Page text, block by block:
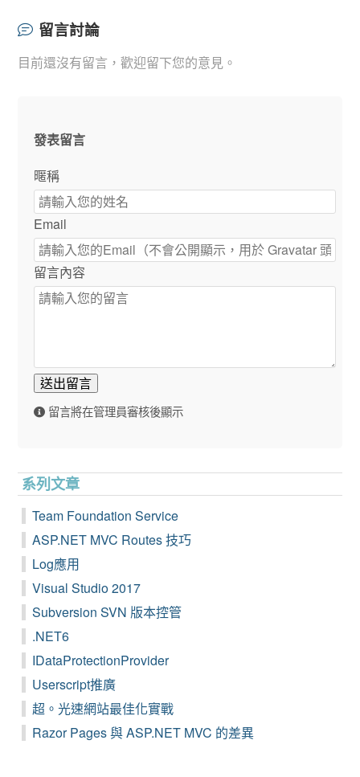
留言討論
目前還沒有留言，歡迎留下您的意見。
發表留言
暱稱
Email
留言內容
送出留言
留言將在管理員審核後顯示
系列文章
Team Foundation Service
ASP.NET MVC Routes 技巧
Log應用
Visual Studio 2017
Subversion SVN 版本控管
.NET6
IDataProtectionProvider
Userscript推廣
超。光速網站最佳化實戰
Razor Pages 與 ASP.NET MVC 的差異